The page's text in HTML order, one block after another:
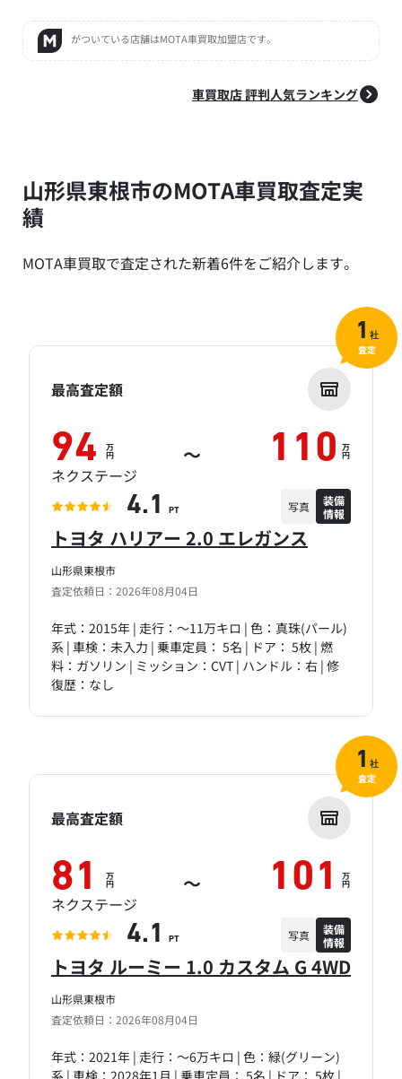
がついている店舗はMOTA車買取加盟店です。
車買取店 評判人気ランキング
山形県東根市のMOTA車買取査定実
績
MOTA車買取で査定された新着6件をご紹介します。
山形県東根市
査定依頼日：2026年08月04日
トヨタ ハリアー 2.0 エレガンス
年式：2015年 | 走行：～11万キロ | 色：真珠(パール)
系 | 車検：未入力 | 乗車定員： 5名 | ドア： 5枚 | 燃
料：ガソリン | ミッション：CVT | ハンドル：右 | 修
復歴：なし
最高査定額
94 万
円 ～ 110 万
円
ネクステージ
4.1 PT 写真
装備
情報
1 社
査定
山形県東根市
査定依頼日：2026年08月04日
トヨタ ルーミー 1.0 カスタム G 4WD
年式：2021年 | 走行：～6万キロ | 色：緑(グリーン)
最高査定額
81 万
円 ～ 101 万
円
ネクステージ
4.1 PT 写真
装備
情報
1 社
査定